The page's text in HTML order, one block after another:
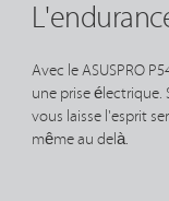
Avec le ASUSPRO
une prise électrique.
vous laisse l'esprit
même au delà.